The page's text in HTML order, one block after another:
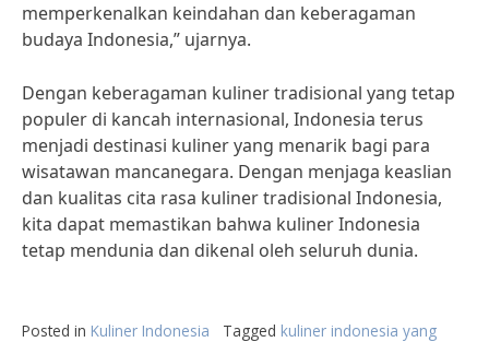
memperkenalkan keindahan dan keberagaman
budaya Indonesia,” ujarnya.
Dengan keberagaman kuliner tradisional yang tetap
populer di kancah internasional, Indonesia terus
menjadi destinasi kuliner yang menarik bagi para
wisatawan mancanegara. Dengan menjaga keaslian
dan kualitas cita rasa kuliner tradisional Indonesia,
kita dapat memastikan bahwa kuliner Indonesia
tetap mendunia dan dikenal oleh seluruh dunia.
Posted in Kuliner Indonesia Tagged kuliner indonesia yang